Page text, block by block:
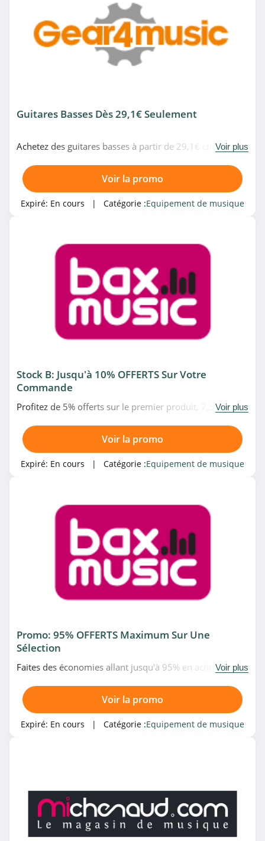
Guitares Basses Dès 29,1€ Seulement
Achetez des guitares basses à partir de 29,1€ chezVoir plus
Voir la promo
Expiré: En cours | Catégorie :Equipement de musique
Stock B: Jusqu'à 10% OFFERTS Sur Votre
Commande
Profitez de 5% offerts sur le premier produit, 7,5%
produit chez Bax Music. Offre limitée!
Voir plus
Voir la promo
Expiré: En cours | Catégorie :Equipement de musique
Promo: 95% OFFERTS Maximum Sur Une
Sélection
Faites des économies allant jusqu'à 95% en achetant des
saisir!
Voir plus
Voir la promo
Expiré: En cours | Catégorie :Equipement de musique